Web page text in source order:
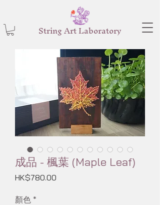
String Art Laboratory
成品 - 楓葉 (Maple Leaf)
HK$780.00
顏色 *